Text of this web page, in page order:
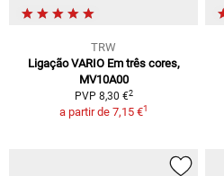
TRW
Ligação VARIO Em três cores,
MV10A00
PVP 8,30 €2
a partir de 7,15 €1